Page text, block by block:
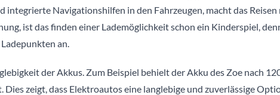
Navigationshilfen in den Fahrzeugen, macht das
ist das finden einer Lademöglichkeit schon ein Kinderspiel,
an.
der Akkus. Zum Beispiel behielt der Akku des Zoe nach
zeigt, dass Elektroautos eine langlebige und zuverlässige